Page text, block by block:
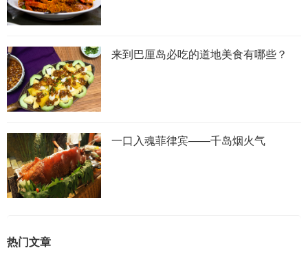
来到巴厘岛必吃的道地美食有哪些？
一口入魂菲律宾——千岛烟火气
热门文章